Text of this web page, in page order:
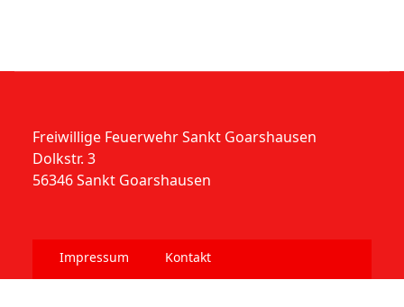
Freiwillige Feuerwehr Sankt Goarshausen
Dolkstr. 3
56346 Sankt Goarshausen
Impressum Kontakt